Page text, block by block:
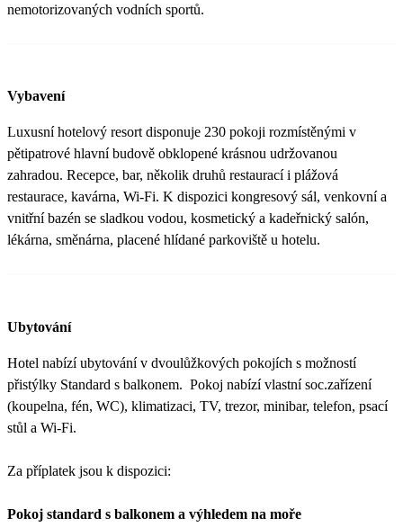
nemotorizovaných vodních sportů.
Vybavení
Luxusní hotelový resort disponuje 230 pokoji rozmístěnými v
pětipatrové hlavní budově obklopené krásnou udržovanou
zahradou. Recepce, bar, několik druhů restaurací i plážová
restaurace, kavárna, Wi-Fi. K dispozici kongresový sál, venkovní a
vnitřní bazén se sladkou vodou, kosmetický a kadeřnický salón,
lékárna, směnárna, placené hlídané parkoviště u hotelu.
Ubytování
Hotel nabízí ubytování v dvoulůžkových pokojích s možností
přistýlky Standard s balkonem. Pokoj nabízí vlastní soc.zařízení
(koupelna, fén, WC), klimatizaci, TV, trezor, minibar, telefon, psací
stůl a Wi-Fi.
Za příplatek jsou k dispozici:
Pokoj standard s balkonem a výhledem na moře